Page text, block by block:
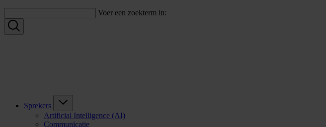
Voer een zoekterm in:
Sprekers
Artificial Intelligence (AI)
Communicatie